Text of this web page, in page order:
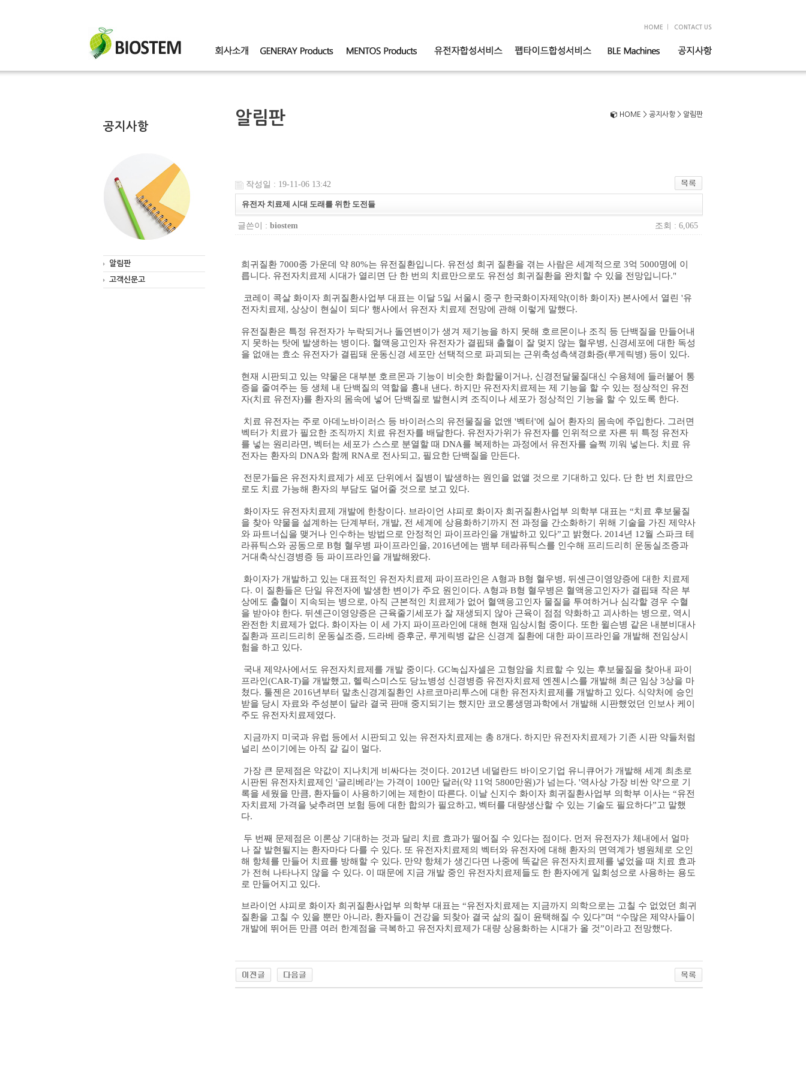
HOME CONTACT US
국내대리점
GENERAY Chemicals
GENERAY Markers
•GENERAY DNA Marker
•GENERAY Protein Marker
GENERAY Labwares
MENTOS Chemicals
MENTOS Mediums
MENTOS Premade Solutions
분석서비스정보
분석리포트
Alignment File
Peptides Products & Services
•Custom Peptide Synthesis
•Peptide Modification
•Peptide Library Service
•Peptide Synthesis Price
BLE Products
IKA Mini CentrifugeG
알림판
고객신문고
공지사항
알림판
고객신문고
HOME > 공지사항 > 알림판
알림판
작성일 : 19-11-06 13:42
유전자 치료제 시대 도래를 위한 도전들
글쓴이 : biostem 조회 : 6,065
희귀질환 7000종 가운데 약 80%는 유전질환입니다. 유전성 희귀 질환을 겪는 사람은 세계적으로 3억 5000명에 이
릅니다. 유전자치료제 시대가 열리면 단 한 번의 치료만으로도 유전성 희귀질환을 완치할 수 있을 전망입니다."
코레이 콕살 화이자 희귀질환사업부 대표는 이달 5일 서울시 중구 한국화이자제약(이하 화이자) 본사에서 열린 '유
전자치료제 , 상상이 현실이 되다' 행사에서 유전자 치료제 전망에 관해 이렇게 말했다.
유전질환은 특정 유전자가 누락되거나 돌연변이가 생겨 제기능을 하지 못해 호르몬이나 조직 등 단백질을 만들어내
지 못하는 탓에 발생하는 병이다. 혈액응고인자 유전자가 결핍돼 출혈이 잘 멎지 않는 혈우병, 신경세포에 대한 독성
을 없애는 효소 유전자가 결핍돼 운동신경 세포만 선택적으로 파괴되는 근위축성측색경화증(루게릭병) 등이 있다.
현재 시판되고 있는 약물은 대부분 호르몬과 기능이 비슷한 화합물이거나, 신경전달물질대신 수용체에 들러붙어 통
증을 줄여주는 등 생체 내 단백질의 역할을 흉내 낸다. 하지만 유전자치료제는 제 기능을 할 수 있는 정상적인 유전
자(치료 유전자)를 환자의 몸속에 넣어 단백질로 발현시켜 조직이나 세포가 정상적인 기능을 할 수 있도록 한다.
치료 유전자는 주로 아데노바이러스 등 바이러스의 유전물질을 없앤 '벡터'에 실어 환자의 몸속에 주입한다. 그러면
벡터가 치료가 필요한 조직까지 치료 유전자를 배달한다. 유전자가위가 유전자를 인위적으로 자른 뒤 특정 유전자
를 넣는 원리라면 , 벡터는 세포가 스스로 분열할 때 DNA를 복제하는 과정에서 유전자를 슬쩍 끼워 넣는다. 치료 유
전자는 환자의 DNA와 함께 RNA로 전사되고, 필요한 단백질을 만든다.
전문가들은 유전자치료제가 세포 단위에서 질병이 발생하는 원인을 없앨 것으로 기대하고 있다. 단 한 번 치료만으
로도 치료 가능해 환자의 부담도 덜어줄 것으로 보고 있다.
화이자도 유전자치료제 개발에 한창이다. 브라이언 샤피로 화이자 희귀질환사업부 의학부 대표는 “치료 후보물질
을 찾아 약물을 설계하는 단계부터 , 개발, 전 세계에 상용화하기까지 전 과정을 간소화하기 위해 기술을 가진 제약사
와 파트너십을 맺거나 인수하는 방법으로 안정적인 파이프라인을 개발하고 있다”고 밝혔다. 2014년 12월 스파크 테
라퓨틱스와 공동으로 B형 혈우병 파이프라인을, 2016년에는 뱀부 테라퓨틱스를 인수해 프리드리히 운동실조증과
거대축삭신경병증 등 파이프라인을 개발해왔다.
화이자가 개발하고 있는 대표적인 유전자치료제 파이프라인은 A형과 B형 혈우병, 뒤셴근이영양증에 대한 치료제
다. 이 질환들은 단일 유전자에 발생한 변이가 주요 원인이다. A형과 B형 혈우병은 혈액응고인자가 결핍돼 작은 부
상에도 출혈이 지속되는 병으로, 아직 근본적인 치료제가 없어 혈액응고인자 물질을 투여하거나 심각할 경우 수혈
을 받아야 한다. 뒤셴근이영양증은 근육줄기세포가 잘 재생되지 않아 근육이 점점 약화하고 괴사하는 병으로, 역시
완전한 치료제가 없다. 화이자는 이 세 가지 파이프라인에 대해 현재 임상시험 중이다. 또한 윌슨병 같은 내분비대사
질환과 프리드리히 운동실조증, 드라베 증후군, 루게릭병 같은 신경계 질환에 대한 파이프라인을 개발해 전임상시
험을 하고 있다.
국내 제약사에서도 유전자치료제를 개발 중이다. GC녹십자셀은 고형암을 치료할 수 있는 후보물질을 찾아내 파이
프라인 (CAR-T)을 개발했고, 헬릭스미스도 당뇨병성 신경병증 유전자치료제 엔젠시스를 개발해 최근 임상 3상을 마
쳤다. 툴젠은 2016년부터 말초신경계질환인 샤르코마리투스에 대한 유전자치료제를 개발하고 있다. 식약처에 승인
받을 당시 자료와 주성분이 달라 결국 판매 중지되기는 했지만 코오롱생명과학에서 개발해 시판했었던 인보사 케이
주도 유전자치료제였다.
지금까지 미국과 유럽 등에서 시판되고 있는 유전자치료제는 총 8개다. 하지만 유전자치료제가 기존 시판 약들처럼
널리 쓰이기에는 아직 갈 길이 멀다.
가장 큰 문제점은 약값이 지나치게 비싸다는 것이다. 2012년 네덜란드 바이오기업 유니큐어가 개발해 세계 최초로
시판된 유전자치료제인
'글리베라'는 가격이 100만 달러(약 11 억 5800만원)가 넘는다. '역사상 가장 비싼 약'으로 기
록을 세웠을 만큼, 환자들이 사용하기에는 제한이 따른다. 이날 신지수 화이자 희귀질환사업부 의학부 이사는 “유전
자치료제 가격을 낮추려면 보험 등에 대한 합의가 필요하고, 벡터를 대량생산할 수 있는 기술도 필요하다”고 말했
다.
두 번째 문제점은 이론상 기대하는 것과 달리 치료 효과가 떨어질 수 있다는 점이다. 먼저 유전자가 체내에서 얼마
나 잘 발현될지는 환자마다 다를 수 있다. 또 유전자치료제의 벡터와 유전자에 대해 환자의 면역계가 병원체로 오인
해 항체를 만들어 치료를 방해할 수 있다. 만약 항체가 생긴다면 나중에 똑같은 유전자치료제를 넣었을 때 치료 효과
가 전혀 나타나지 않을 수 있다. 이 때문에 지금 개발 중인 유전자치료제들도 한 환자에게 일회성으로 사용하는 용도
로 만들어지고 있다.
브라이언 샤피로 화이자 희귀질환사업부 의학부 대표는 “유전자치료제는 지금까지 의학으로는 고칠 수 없었던 희귀
질환을 고칠 수 있을 뿐만 아니라, 환자들이 건강을 되찾아 결국 삶의 질이 윤택해질 수 있다”며 “수많은 제약사들이
개발에 뛰어든 만큼 여러 한계점을 극복하고 유전자치료제가 대량 상용화하는 시대가 올 것”이라고 전망했다.